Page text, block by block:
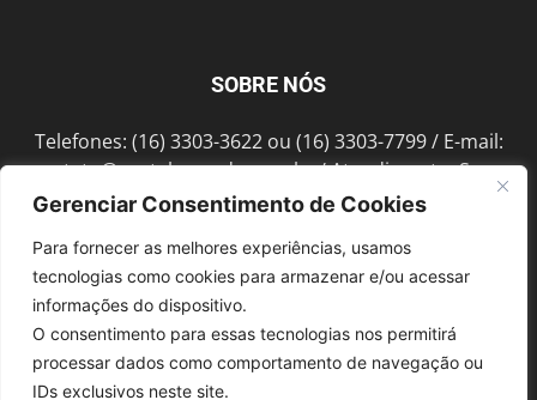
Gerenciar Consentimento de Cookies
Para fornecer as melhores experiências, usamos
tecnologias como cookies para armazenar e/ou acessar
informações do dispositivo.
O consentimento para essas tecnologias nos permitirá
processar dados como comportamento de navegação ou
IDs exclusivos neste site.
SOBRE NÓS
Telefones: (16) 3303-3622 ou (16) 3303-7799 / E-mail:
contato@portalmorada.com.br/ Atendimento: Seg a
Sex das 8h às 18h / Endereço: Av. Bento de Abreu, 889
SIGA-NOS